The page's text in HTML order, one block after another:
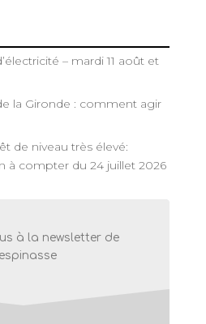
– mardi 11 août et
la Gironde : comment agir
de niveau très élevé:
à compter du 24 juillet 2026
à la newsletter de